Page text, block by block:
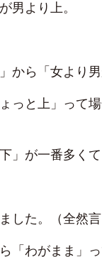
男より上。
から「女より
っと上」って
」が一番多くて
した。（全然言
「わがまま」